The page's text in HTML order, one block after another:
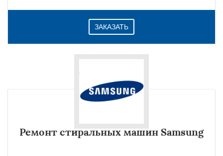
ЗАКАЗАТЬ
Ремонт стиральных машин Samsung